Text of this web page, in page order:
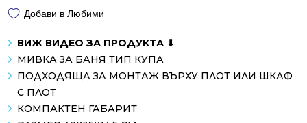
Добави в Любими
ВИЖ ВИДЕО ЗА ПРОДУКТА ⬇
МИВКА ЗА БАНЯ ТИП КУПА
ПОДХОДЯЩА ЗА МОНТАЖ ВЪРХУ ПЛОТ ИЛИ ШКАФ
С ПЛОТ
КОМПАКТЕН ГАБАРИТ